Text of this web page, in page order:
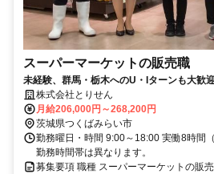
スーパーマーケットの販売職
未経験、群馬・栃木へのU・Iターンも大歓
せんで正社員転職！
株式会社とりせん
月給206,000円～268,200円
茨城県つくばみらい市
勤務曜日・時間 9:00～18:00 実働8時間
勤務時間帯は異なります。
募集要項 職種 スーパーマーケットの販